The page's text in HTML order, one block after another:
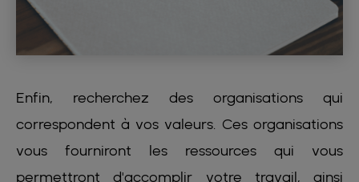
Enfin, recherchez des organisations qui
correspondent à vos valeurs. Ces organisations
vous fourniront les ressources qui vous
permettront d'accomplir votre travail, ainsi